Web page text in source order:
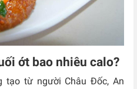
ớt bao nhiêu calo?
từ người Châu Đốc, An